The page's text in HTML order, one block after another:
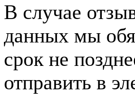
В случае
данных мы
срок не
отправить в